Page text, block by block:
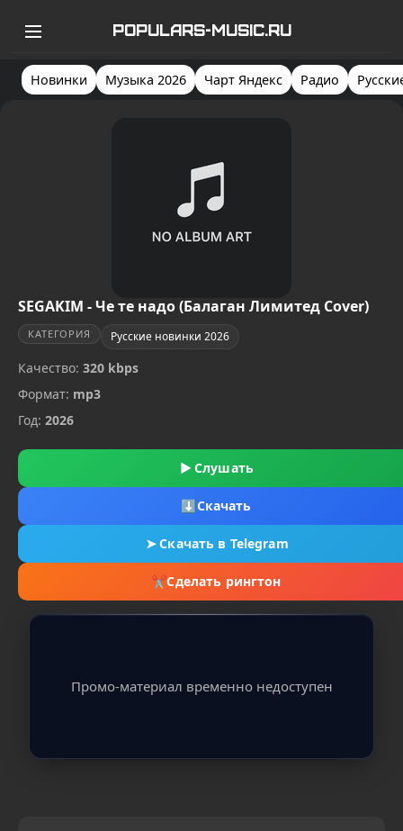
POPULARS-MUSIC.RU
Новинки Музыка 2026 Чарт Яндекс Радио
SEGAKIM - Че те надо (Балаган Лимитед Cover)
КАТЕГОРИЯ Русские новинки 2026
Качество: 320 kbps
Формат: mp3
Год: 2026
▶ Слушать
⬇Скачать
➤Скачать в Telegram
✂Сделать рингтон
Промо-материал временно недоступен